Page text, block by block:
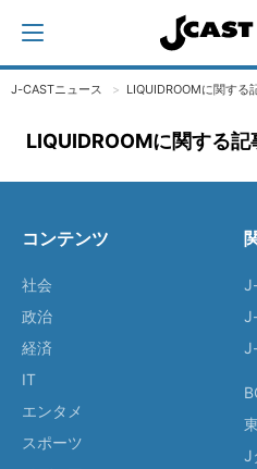
J-CASTニュース LIQUIDROOMに関する
LIQUIDROOMに関する記
コンテンツ
社会
政治
経済
IT
エンタメ
スポーツ
J